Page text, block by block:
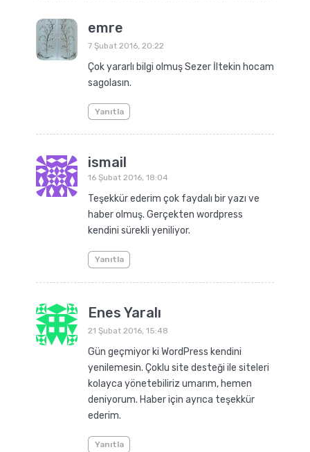
emre
7 Şubat 2016, 20:22
Çok yararlı bilgi olmuş Sezer İltekin hocam
sagolasın.
Yanıtla
ismail
16 Şubat 2016, 18:04
Teşekkür ederim çok faydalı bir yazı ve
haber olmuş. Gerçekten wordpress
kendini sürekli yeniliyor.
Yanıtla
Enes Yaralı
21 Şubat 2016, 15:48
Gün geçmiyor ki WordPress kendini
yenilemesin. Çoklu site desteği ile siteleri
kolayca yönetebiliriz umarım, hemen
deniyorum. Haber için ayrıca teşekkür
ederim.
Yanıtla